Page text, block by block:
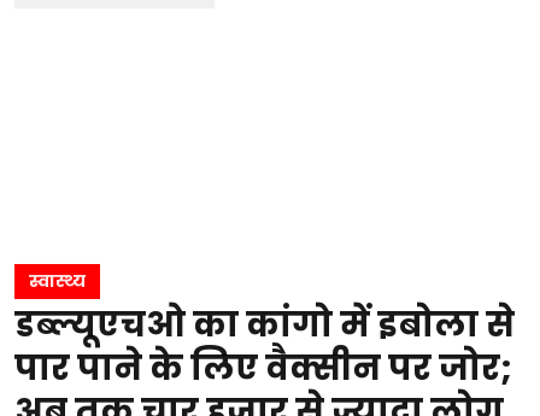
स्वास्थ्य
डब्ल्यूएचओ का कांगो में इबोला से
पार पाने के लिए वैक्सीन पर जोर;